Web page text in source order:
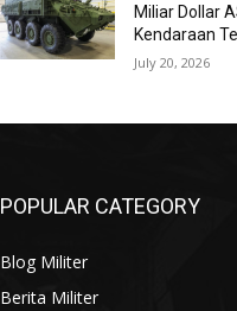
Miliar Dollar
Kendaraan
July 20, 2026
POPULAR CATEGORY
Blog Militer
Berita Militer